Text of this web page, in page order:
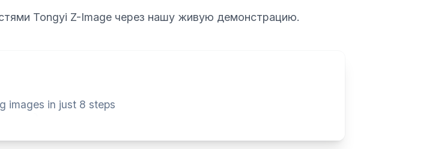
Tongyi Z-Image через нашу живую демонстрацию.